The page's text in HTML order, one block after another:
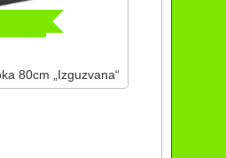
80cm „Izguzvana“